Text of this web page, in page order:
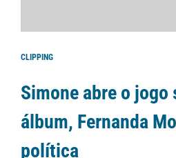
CLIPPING
Simone abre o jogo
álbum, Fernanda
política